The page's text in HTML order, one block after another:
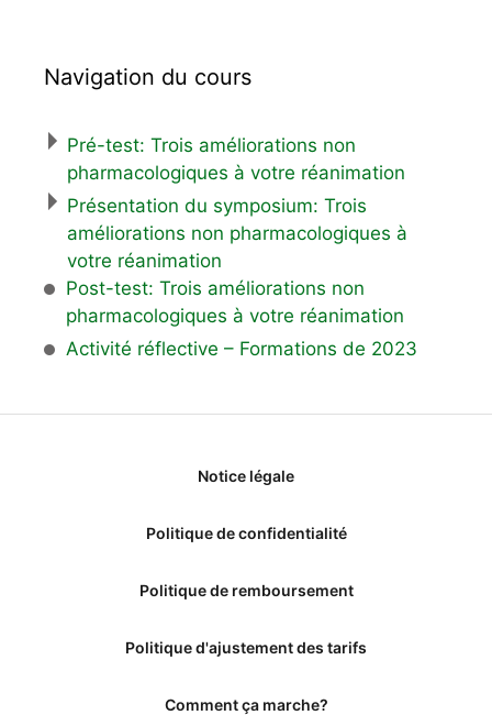
Navigation du cours
Pré-test: Trois améliorations non
pharmacologiques à votre réanimation
Présentation du symposium: Trois
améliorations non pharmacologiques à
votre réanimation
Post-test: Trois améliorations non
pharmacologiques à votre réanimation
Activité réflective – Formations de 2023
Notice légale
Politique de confidentialité
Politique de remboursement
Politique d'ajustement des tarifs
Comment ça marche?